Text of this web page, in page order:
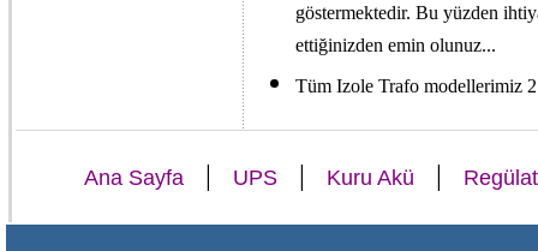
göstermektedir. Bu yüzden
ettiğinizden emin olunuz...
Tüm Izole Trafo modellerimiz
Ana Sayfa| UPS| Kuru Akü |